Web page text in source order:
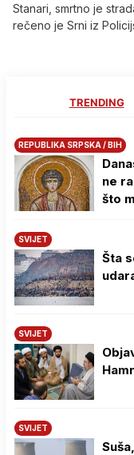
Stanari, smrtno je
rečeno je Srni iz
TRENDING
REPUBLIKA SRPSKA / BIH
ne
što
SVIJET
Šta
SVIJET
SVIJET